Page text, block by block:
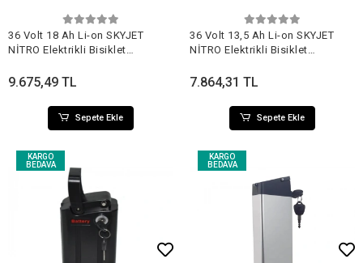
36 Volt 18 Ah Li-on SKYJET
NİTRO Elektrikli Bisiklet
9.675,49 TL
Sepete Ekle
36 Volt 13,5 Ah Li-on SKYJET
NİTRO Elektrikli Bisiklet
7.864,31 TL
Sepete Ekle
KARGO
BEDAVA
Sepete Ekle
KARGO
BEDAVA
Sepete Ekle